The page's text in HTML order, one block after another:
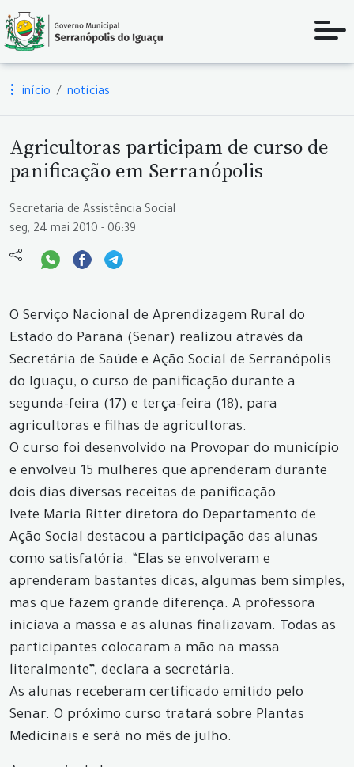
início notícias
Agricultoras participam de curso de
panificação em Serranópolis
Secretaria de Assistência Social
seg, 24 mai 2010 - 06:39
O Serviço Nacional de Aprendizagem Rural do
Estado do Paraná (Senar) realizou através da
Secretária de Saúde e Ação Social de Serranópolis
do Iguaçu, o curso de panificação durante a
segunda-feira (17) e terça-feira (18), para
agricultoras e filhas de agricultoras.
O curso foi desenvolvido na Provopar do município
e envolveu 15 mulheres que aprenderam durante
dois dias diversas receitas de panificação.
Ivete Maria Ritter diretora do Departamento de
Ação Social destacou a participação das alunas
como satisfatória. “Elas se envolveram e
aprenderam bastantes dicas, algumas bem simples,
mas que fazem grande diferença. A professora
iniciava a massa e as alunas finalizavam. Todas as
participantes colocaram a mão na massa
literalmente”, declara a secretária.
As alunas receberam certificado emitido pelo
Senar. O próximo curso tratará sobre Plantas
Medicinais e será no mês de julho.